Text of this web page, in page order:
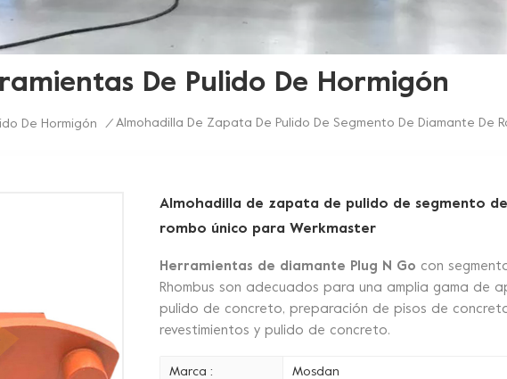
De Pulido De Hormigón
De Hormigón / Almohadilla De Zapata De Pulido De Segmento De Diamante De
Almohadilla de zapata de pulido de segmento
rombo único para Werkmaster
Herramientas de diamante Plug N Go con
Rhombus son adecuados para una amplia gama de
pulido de concreto, preparación de pisos de
revestimientos y pulido de concreto.
Marca : Mosdan